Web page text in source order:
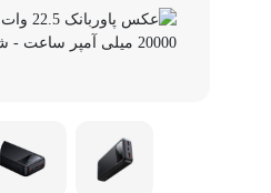
خانه و آشپزخانه
کتاب، لوازم تحریر و هنر